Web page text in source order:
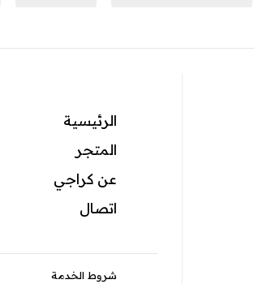
الرئيسية
المتجر
عن كراجي
اتصال
شروط الخدمة